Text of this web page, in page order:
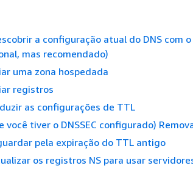
a configuração atual do DNS com
mas recomendado)
uma zona hospedada
registros
as configurações de TTL
você tiver o DNSSEC configurado)
pela expiração do TTL antigo
os registros NS para usar